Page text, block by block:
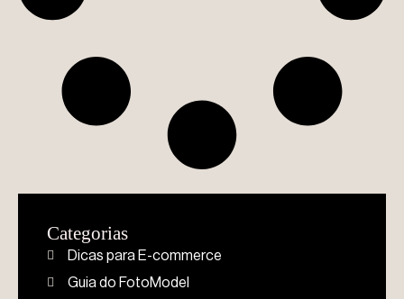
Categorias
Dicas para E-commerce
Guia do FotoModel